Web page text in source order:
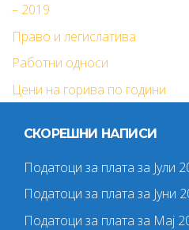
– 2019
Право и легислатива
Работни односи
Цени на горива по години
СКОРЕШНИ НАПИСИ
Податоци за плата за Јули
Податоци за плата за Јуни
Податоци за плата за Мај